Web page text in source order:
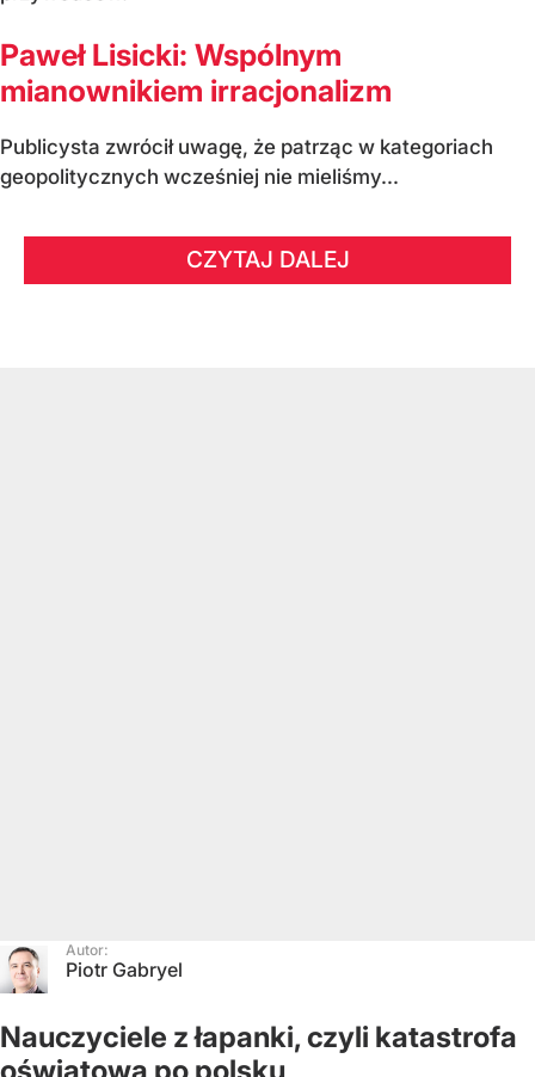
Paweł Lisicki: Wspólnym
mianownikiem irracjonalizm
Publicysta zwrócił uwagę, że patrząc w kategoriach
geopolitycznych wcześniej nie mieliśmy...
CZYTAJ DALEJ
Autor:
Piotr Gabryel
Nauczyciele z łapanki, czyli katastrofa